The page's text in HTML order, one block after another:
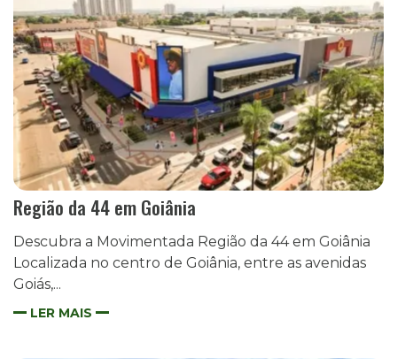
Região da 44 em Goiânia
Descubra a Movimentada Região da 44 em Goiânia
Localizada no centro de Goiânia, entre as avenidas
Goiás,...
LER MAIS